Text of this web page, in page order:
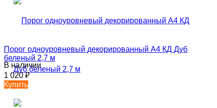
Порог одноуровневый декорированный А4 КД Дуб
беленый 2,7 м
В наличии
1 020₽
Купить